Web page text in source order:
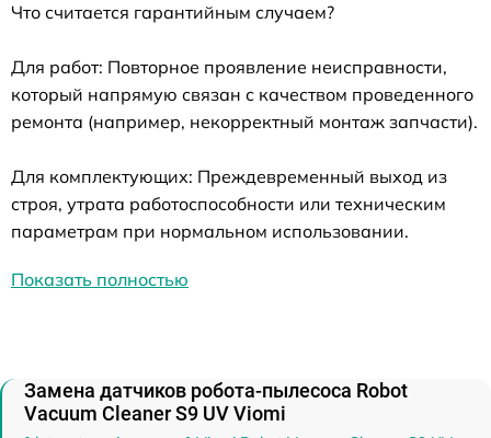
Что считается гарантийным случаем?
Для работ: Повторное проявление неисправности,
который напрямую связан с качеством проведенного
ремонта (например, некорректный монтаж запчасти).
Для комплектующих: Преждевременный выход из
строя, утрата работоспособности или техническим
параметрам при нормальном использовании.
Показать полностью
Замена датчиков робота-пылесоса Robot
Vacuum Cleaner S9 UV Viomi